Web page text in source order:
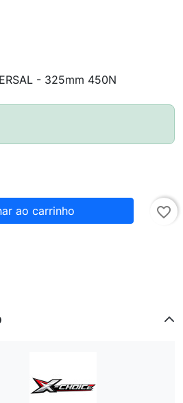
- 325mm 450N
ao carrinho favorite_border